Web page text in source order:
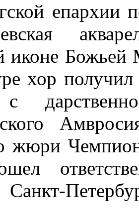
епархии
иконе
хор
жюри
Санкт-